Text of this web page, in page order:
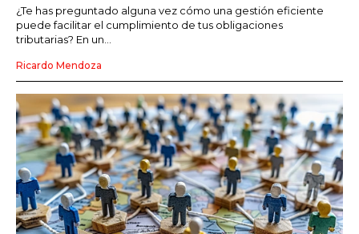
¿Te has preguntado alguna vez cómo una gestión eficiente
puede facilitar el cumplimiento de tus obligaciones
tributarias? En un...
Ricardo Mendoza